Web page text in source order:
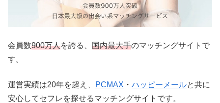
会員数900万人を誇る、 国内最大手のマッチングサイトで
す。
運営実績は20年を超え、 PCMAX ・ ハッピーメールと共に
安心してセフレを探せるマッチングサイトです。